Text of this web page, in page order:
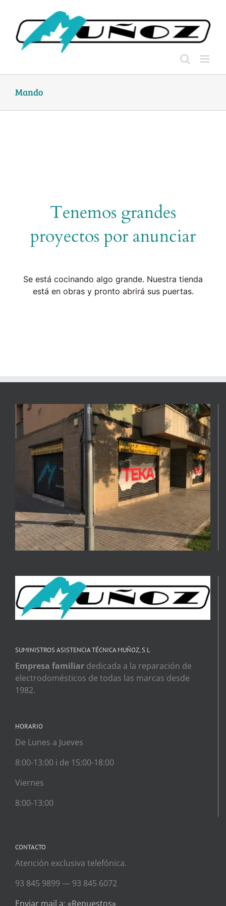
content
Mando
Tenemos grandes
proyectos por anunciar
Se está cocinando algo grande. Nuestra tienda
está en obras y pronto abrirá sus puertas.
SUMINISTROS ASISTENCIA TÉCNICA MUÑOZ, S.L
Empresa familiar dedicada a la reparación de
electrodomésticos de todas las marcas desde
1982.
HORARIO
De Lunes a Jueves
8:00-13:00 i de 15:00-18:00
Viernes
8:00-13:00
CONTACTO
Atención exclusiva telefónica.
93 845 9899 — 93 845 6072
Enviar mail a: «Repuestos»